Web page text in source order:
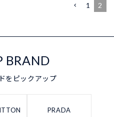
1
2
BRAND
をピックアップ
PRADA